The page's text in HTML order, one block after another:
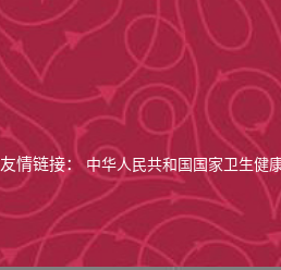
友情链接：中华人民共和国国家卫生健